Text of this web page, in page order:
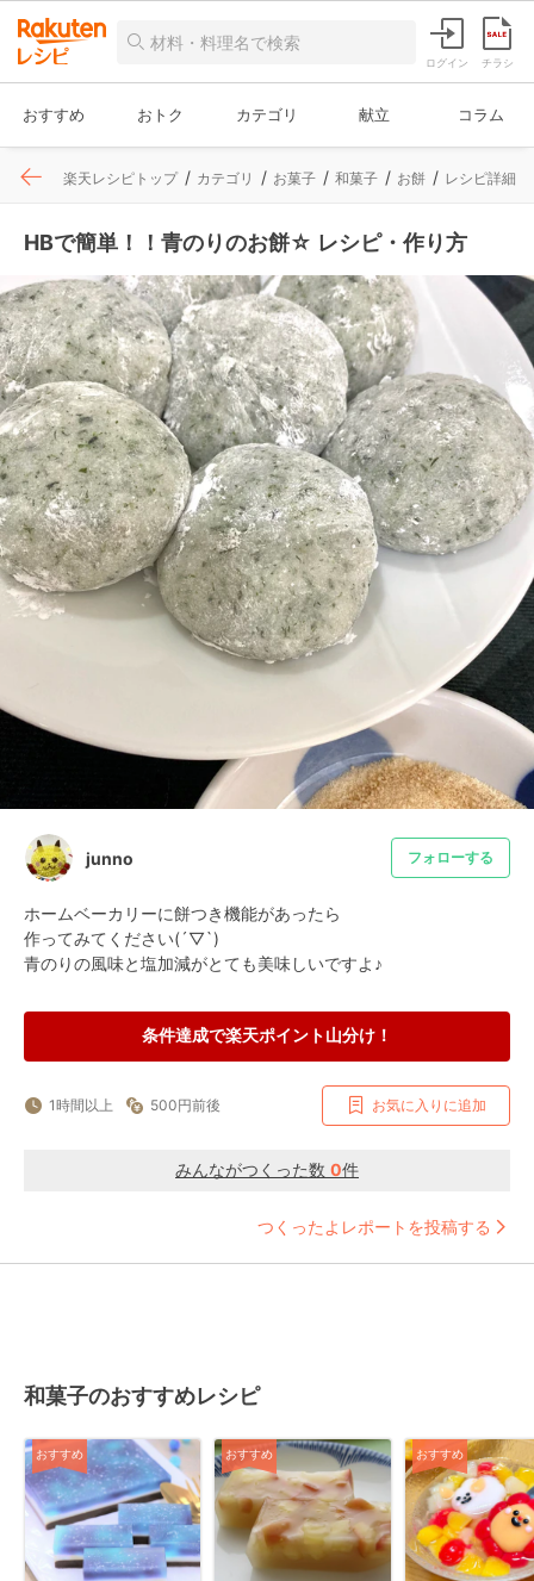
ログイン チラシ
おすすめ おトク カテゴリ 献立 コラム
楽天レシピトップ カテゴリ お菓子 和菓子 お餅 レシピ詳細
HBで簡単！！青のりのお餅☆ レシピ・作り方
junno フォローする
ホームベーカリーに餅つき機能があったら
作ってみてください(´▽`)
青のりの風味と塩加減がとても美味しいですよ♪
条件達成で楽天ポイント山分け！
1時間以上 500円前後 お気に入りに追加
みんながつくった数 0件
つくったよレポートを投稿する
和菓子のおすすめレシピ
おすすめ おすすめ おすすめ